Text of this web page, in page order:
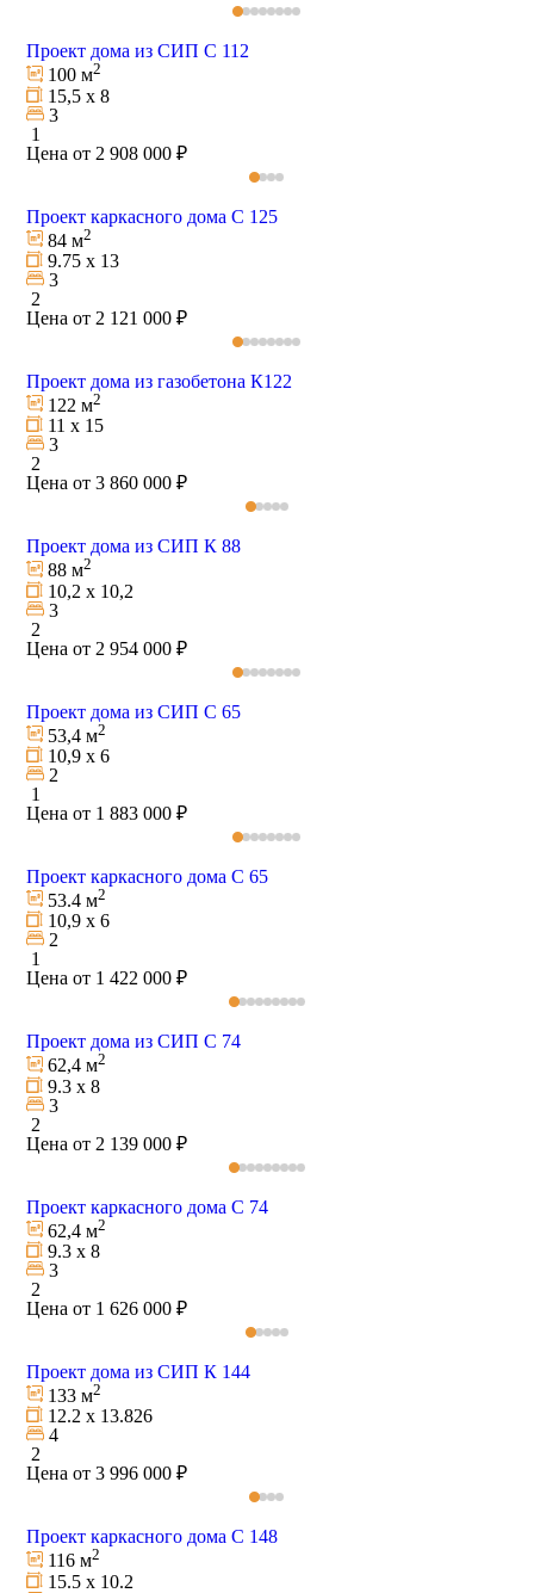
Проект дома из СИП С 112
100 м2
15,5 х 8
3
1
Цена от 2 908 000 ₽
Проект каркасного дома С 125
84 м2
9.75 х 13
3
2
Цена от 2 121 000 ₽
Проект дома из газобетона К122
122 м2
11 х 15
3
2
Цена от 3 860 000 ₽
Проект дома из СИП К 88
88 м2
10,2 х 10,2
3
2
Цена от 2 954 000 ₽
Проект дома из СИП С 65
53,4 м2
10,9 х 6
2
1
Цена от 1 883 000 ₽
Проект каркасного дома С 65
53.4 м2
10,9 х 6
2
1
Цена от 1 422 000 ₽
Проект дома из СИП С 74
62,4 м2
9.3 х 8
3
2
Цена от 2 139 000 ₽
Проект каркасного дома С 74
62,4 м2
9.3 х 8
3
2
Цена от 1 626 000 ₽
Проект дома из СИП К 144
133 м2
12.2 х 13.826
4
2
Цена от 3 996 000 ₽
Проект каркасного дома С 148
116 м2
15.5 х 10.2